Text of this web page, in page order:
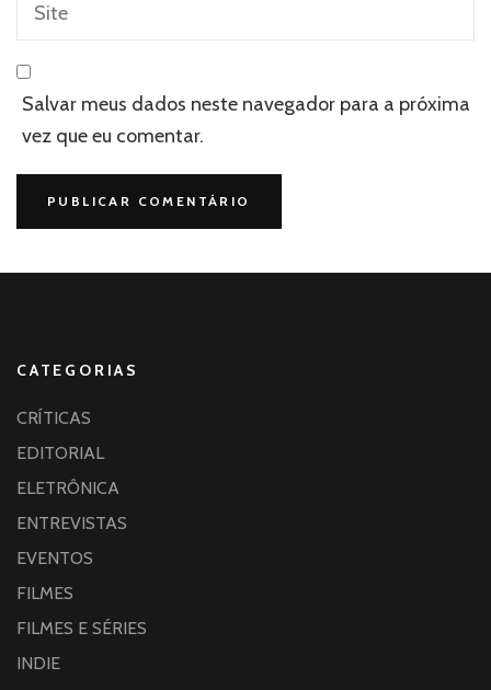
Salvar meus dados neste navegador para a próxima
vez que eu comentar.
CATEGORIAS
CRÍTICAS
EDITORIAL
ELETRÔNICA
ENTREVISTAS
EVENTOS
FILMES
FILMES E SÉRIES
INDIE